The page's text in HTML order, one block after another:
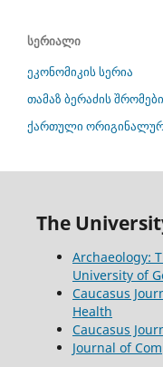
სერიალი
ეკონომიკის სერია
თამაზ ბერაძის
ქართული
The
Archaeology:
University of
Caucasus
Health
Caucasus
Journal of